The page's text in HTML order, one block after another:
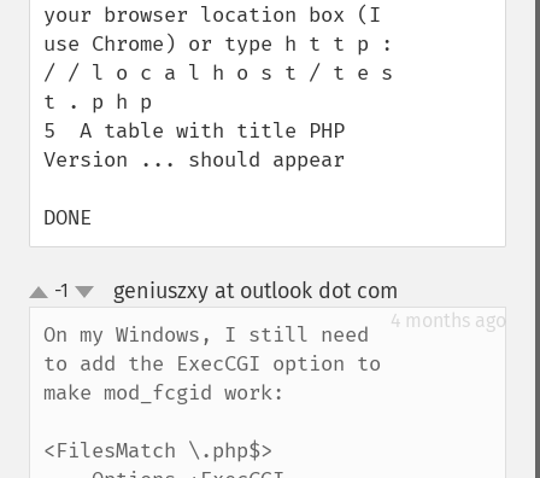
your browser location box (I
use Chrome) or type h t t p :
/ / l o c a l h o s t / t e s
t . p h p
5  A table with title PHP
Version ... should appear
DONE
up
down
-1 geniuszxy at outlook dot com
4 months ago
On my Windows, I still need
to add the ExecCGI option to
make mod_fcgid work:
<FilesMatch \.php$>